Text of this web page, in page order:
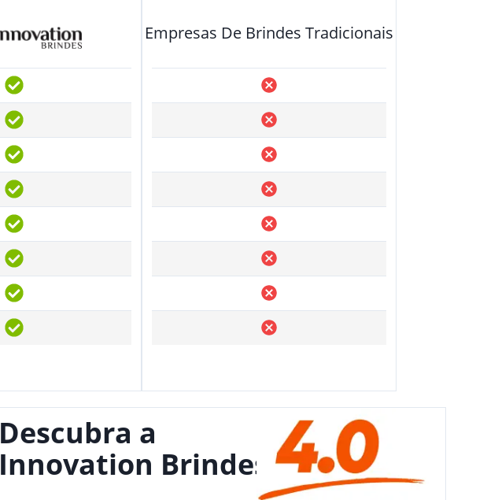
Empresas De Brindes Tradicionais
Descubra a
Innovation Brindes